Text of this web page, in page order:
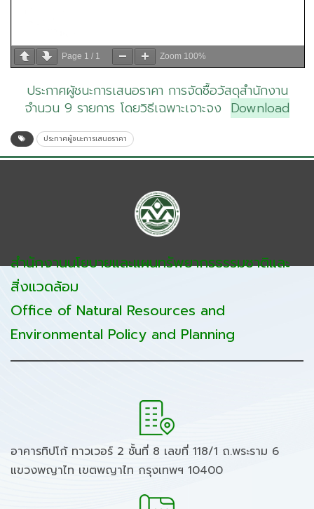
Page 1 / 1 Zoom 100%
ประกาศผู้ชนะการเสนอราคา การจัดซื้อวัสดุสำนักงาน
จำนวน 9 รายการ โดยวิธีเฉพาะเจาะจง Download
ประกาศผู้ชนะการเสนอราคา
สำนักงานนโยบายและแผนทรัพยากรธรรมชาติและ
สิ่งแวดล้อม
Office of Natural Resources and
Environmental Policy and Planning
อาคารทิปโก้ ทาวเวอร์ 2 ชั้นที่ 8 เลขที่ 118/1 ถ.พระราม 6
แขวงพญาไท เขตพญาไท กรุงเทพฯ 10400